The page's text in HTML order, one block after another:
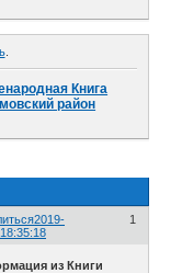
.
Книга
район
1
2019-
из Книги